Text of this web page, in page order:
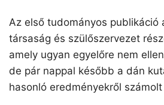
Az első tudományos publikáció
társaság és szülőszervezet
amely ugyan egyelőre nem
de pár nappal később a dán
hasonló eredményekről